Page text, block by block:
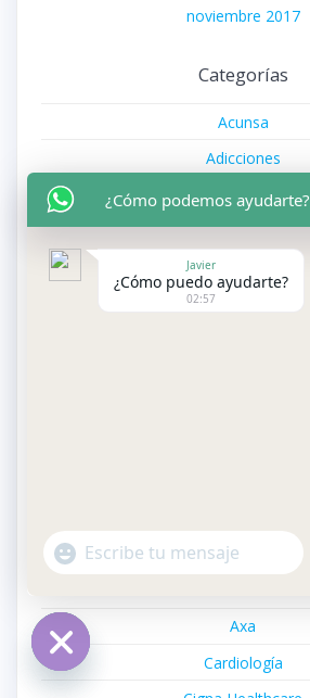
noviembre 2017
Categorías
Acunsa
Adicciones
Aegon
Agrupació
Alergología
Asistencia Sanitaria
Axa
Cardiología
¿Cómo podemos ayudarte?
Javier
¿Cómo puedo ayudarte?
02:57
"+chaty_settings.lang.emoji_picker+"
WhatsApp